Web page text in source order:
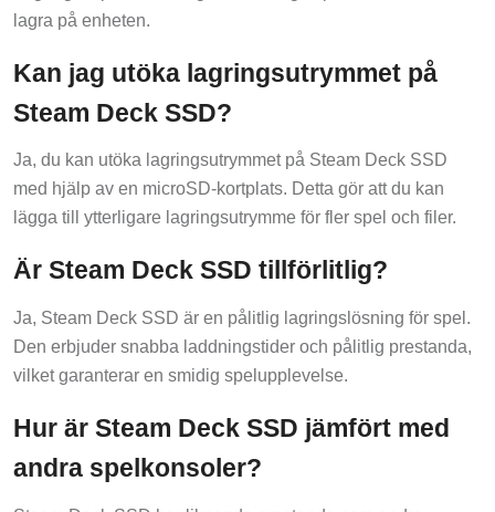
lagra på enheten.
Kan jag utöka lagringsutrymmet på
Steam Deck SSD?
Ja, du kan utöka lagringsutrymmet på Steam Deck SSD
med hjälp av en microSD-kortplats. Detta gör att du kan
lägga till ytterligare lagringsutrymme för fler spel och filer.
Är Steam Deck SSD tillförlitlig?
Ja, Steam Deck SSD är en pålitlig lagringslösning för spel.
Den erbjuder snabba laddningstider och pålitlig prestanda,
vilket garanterar en smidig spelupplevelse.
Hur är Steam Deck SSD jämfört med
andra spelkonsoler?